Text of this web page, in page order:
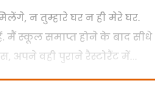
न तुम्हारे घर न ही मेरे घर.
मैं स्कूल समाप्त होने के बाद सीधे
अपने वही पुराने रैस्टोरैंट में...